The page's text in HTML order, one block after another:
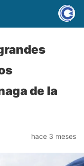
de la
hace 3 meses